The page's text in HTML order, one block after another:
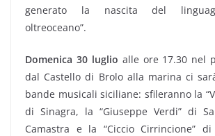
generato la nascita del
oltreoceano”.
Domenica 30 luglio alle ore 17.30 nel
dal Castello di Brolo alla marina ci
bande musicali siciliane: sfileranno la
di Sinagra, la “Giuseppe Verdi” di
Camastra e la “Ciccio Cirrincione” di